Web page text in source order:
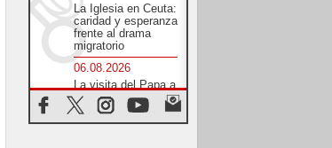
La Iglesia en Ceuta:
caridad y esperanza
frente al drama
migratorio
06.08.2026
La visita del Papa a
Perú será un tiempo
de gracia
reconciliación y